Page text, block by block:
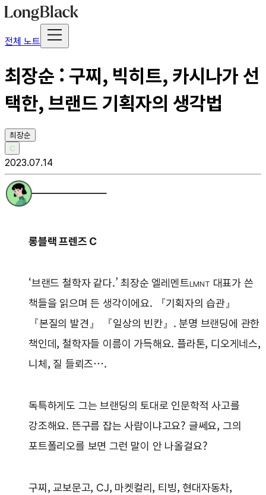
전체 노트
최장순 : 구찌, 빅히트, 카시나가 선
택한, 브랜드 기획자의 생각법
최장순
C
2023.07.14
롱블랙 프렌즈 C
‘브랜드 철학자 같다.’ 최장순 엘레멘트LMNT 대표가 쓴
책들을 읽으며 든 생각이에요. 『기획자의 습관』
『본질의 발견』 『일상의 빈칸』. 분명 브랜딩에 관한
책인데, 철학자들 이름이 가득해요. 플라톤, 디오게네스,
니체, 질 들뢰즈….
독특하게도 그는 브랜딩의 토대로 인문학적 사고를
강조해요. 뜬구름 잡는 사람이냐고요? 글쎄요, 그의
포트폴리오를 보면 그런 말이 안 나올걸요?
구찌, 교보문고, CJ, 마켓컬리, 티빙, 현대자동차,